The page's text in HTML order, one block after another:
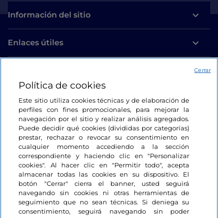
Información del sitio
Enlaces útiles
Estamos en contacto
Política de cookies
Este sitio utiliza cookies técnicas y de elaboración de
perfiles con fines promocionales, para mejorar la
navegación por el sitio y realizar análisis agregados.
Puede decidir qué cookies (divididas por categorías)
prestar, rechazar o revocar su consentimiento en
cualquier momento accediendo a la sección
correspondiente y haciendo clic en "Personalizar
cookies". Al hacer clic en "Permitir todo", acepta
almacenar todas las cookies en su dispositivo. El
botón "Cerrar" cierra el banner, usted seguirá
navegando sin cookies ni otras herramientas de
seguimiento que no sean técnicas. Si deniega su
consentimiento, seguirá navegando sin poder
Cerrar